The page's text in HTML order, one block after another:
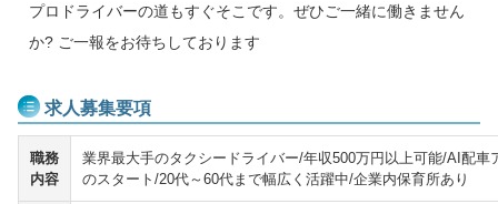
プロドライバーの道もすぐそこです。ぜひご一緒に働きません
か? ご一報をお待ちしております
求人募集要項
職務
内容
業界最大手のタクシードライバー/年収500万円以上可能/AI配車
のスタート/20代～60代まで幅広く活躍中/企業内保育所あり